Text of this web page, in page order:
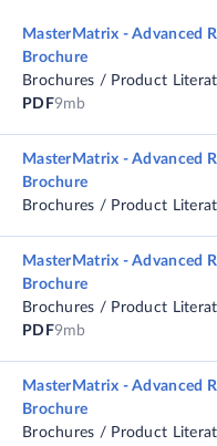
MasterMatrix - Advanced
Brochure
Brochures / Product
PDF9mb
MasterMatrix - Advanced
Brochure
Brochures / Product
MasterMatrix - Advanced
Brochure
Brochures / Product
PDF9mb
MasterMatrix - Advanced
Brochure
Brochures / Product